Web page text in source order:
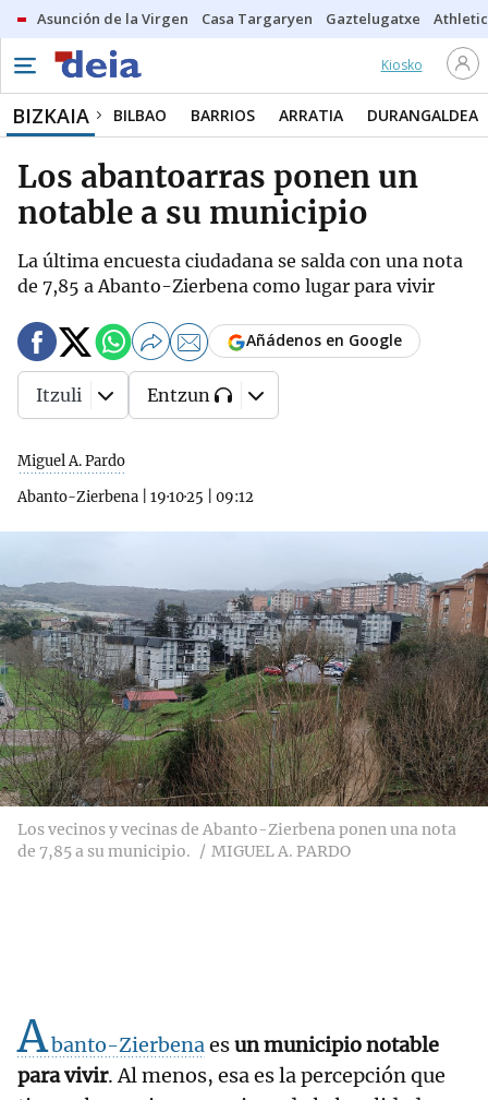
Asunción de la Virgen Casa Targaryen Gaztelugatxe Athletic
Kiosko
BIZKAIA BILBAO BARRIOS ARRATIA DURANGALDEA
Los abantoarras ponen un
notable a su municipio
La última encuesta ciudadana se salda con una nota
de 7,85 a Abanto-Zierbena como lugar para vivir
Miguel A. Pardo
Abanto-Zierbena
19·10·25 09:12
Añádenos en Google
Itzuli Entzun
Los vecinos y vecinas de Abanto-Zierbena ponen una nota
de 7,85 a su municipio.
MIGUEL A. PARDO
Abanto-Zierbenaesun municipio notable
para vivir. Al menos, esa es la percepción que